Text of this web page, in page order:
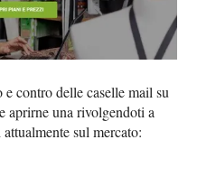
contro delle caselle mail su
aprirne una rivolgendoti a
sul mercato: